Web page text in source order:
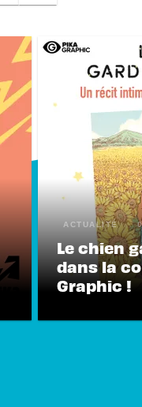
ACTUALITÉ
Le chien
dans la
Graphic !